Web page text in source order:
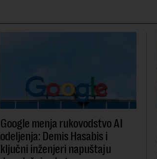
Google menja rukovodstvo AI
odeljenja: Demis Hasabis i
ključni inženjeri napuštaju